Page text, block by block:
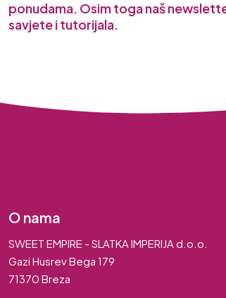
ponudama. Osim toga naš
savjete i tutorijala.
O nama
SWEET EMPIRE - SLATKA IMPERIJA d.o.o.
Gazi Husrev Bega 179
71370 Breza